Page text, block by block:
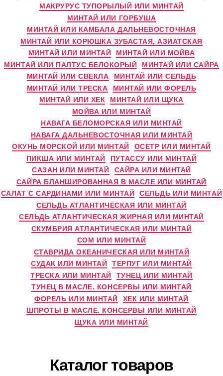
МАКРУРУС ТУПОРЫЛЫЙ ИЛИ МИНТАЙ
МИНТАЙ ИЛИ ГОРБУША
МИНТАЙ ИЛИ КАМБАЛА ДАЛЬНЕВОСТОЧНАЯ
МИНТАЙ ИЛИ КОРЮШКА ЗУБАСТАЯ, АЗИАТСКАЯ
МИНТАЙ ИЛИ МИНТАЙ МИНТАЙ ИЛИ МОЙВА
МИНТАЙ ИЛИ ПАЛТУС БЕЛОКОРЫЙ МИНТАЙ ИЛИ САЙРА
МИНТАЙ ИЛИ СВЕКЛА МИНТАЙ ИЛИ СЕЛЬДЬ
МИНТАЙ ИЛИ ТРЕСКА МИНТАЙ ИЛИ ФОРЕЛЬ
МИНТАЙ ИЛИ ХЕК МИНТАЙ ИЛИ ЩУКА
МОЙВА ИЛИ МИНТАЙ
НАВАГА БЕЛОМОРСКАЯ ИЛИ МИНТАЙ
НАВАГА ДАЛЬНЕВОСТОЧНАЯ ИЛИ МИНТАЙ
ОКУНЬ МОРСКОЙ ИЛИ МИНТАЙ ОСЕТР ИЛИ МИНТАЙ
ПИКША ИЛИ МИНТАЙ ПУТАССУ ИЛИ МИНТАЙ
САЗАН ИЛИ МИНТАЙ САЙРА ИЛИ МИНТАЙ
САЙРА БЛАНШИРОВАННАЯ В МАСЛЕ ИЛИ МИНТАЙ
САЛАТ С САРДИНАМИ ИЛИ МИНТАЙ СЕЛЬДЬ ИЛИ МИНТАЙ
СЕЛЬДЬ АТЛАНТИЧЕСКАЯ ИЛИ МИНТАЙ
СЕЛЬДЬ АТЛАНТИЧЕСКАЯ ЖИРНАЯ ИЛИ МИНТАЙ
СКУМБРИЯ АТЛАНТИЧЕСКАЯ ИЛИ МИНТАЙ
СОМ ИЛИ МИНТАЙ
СТАВРИДА ОКЕАНИЧЕСКАЯ ИЛИ МИНТАЙ
СУДАК ИЛИ МИНТАЙ ТЕРПУГ ИЛИ МИНТАЙ
ТРЕСКА ИЛИ МИНТАЙ ТУНЕЦ ИЛИ МИНТАЙ
ТУНЕЦ В МАСЛЕ. КОНСЕРВЫ ИЛИ МИНТАЙ
ФОРЕЛЬ ИЛИ МИНТАЙ ХЕК ИЛИ МИНТАЙ
ШПРОТЫ В МАСЛЕ. КОНСЕРВЫ ИЛИ МИНТАЙ
ЩУКА ИЛИ МИНТАЙ
Каталог товаров